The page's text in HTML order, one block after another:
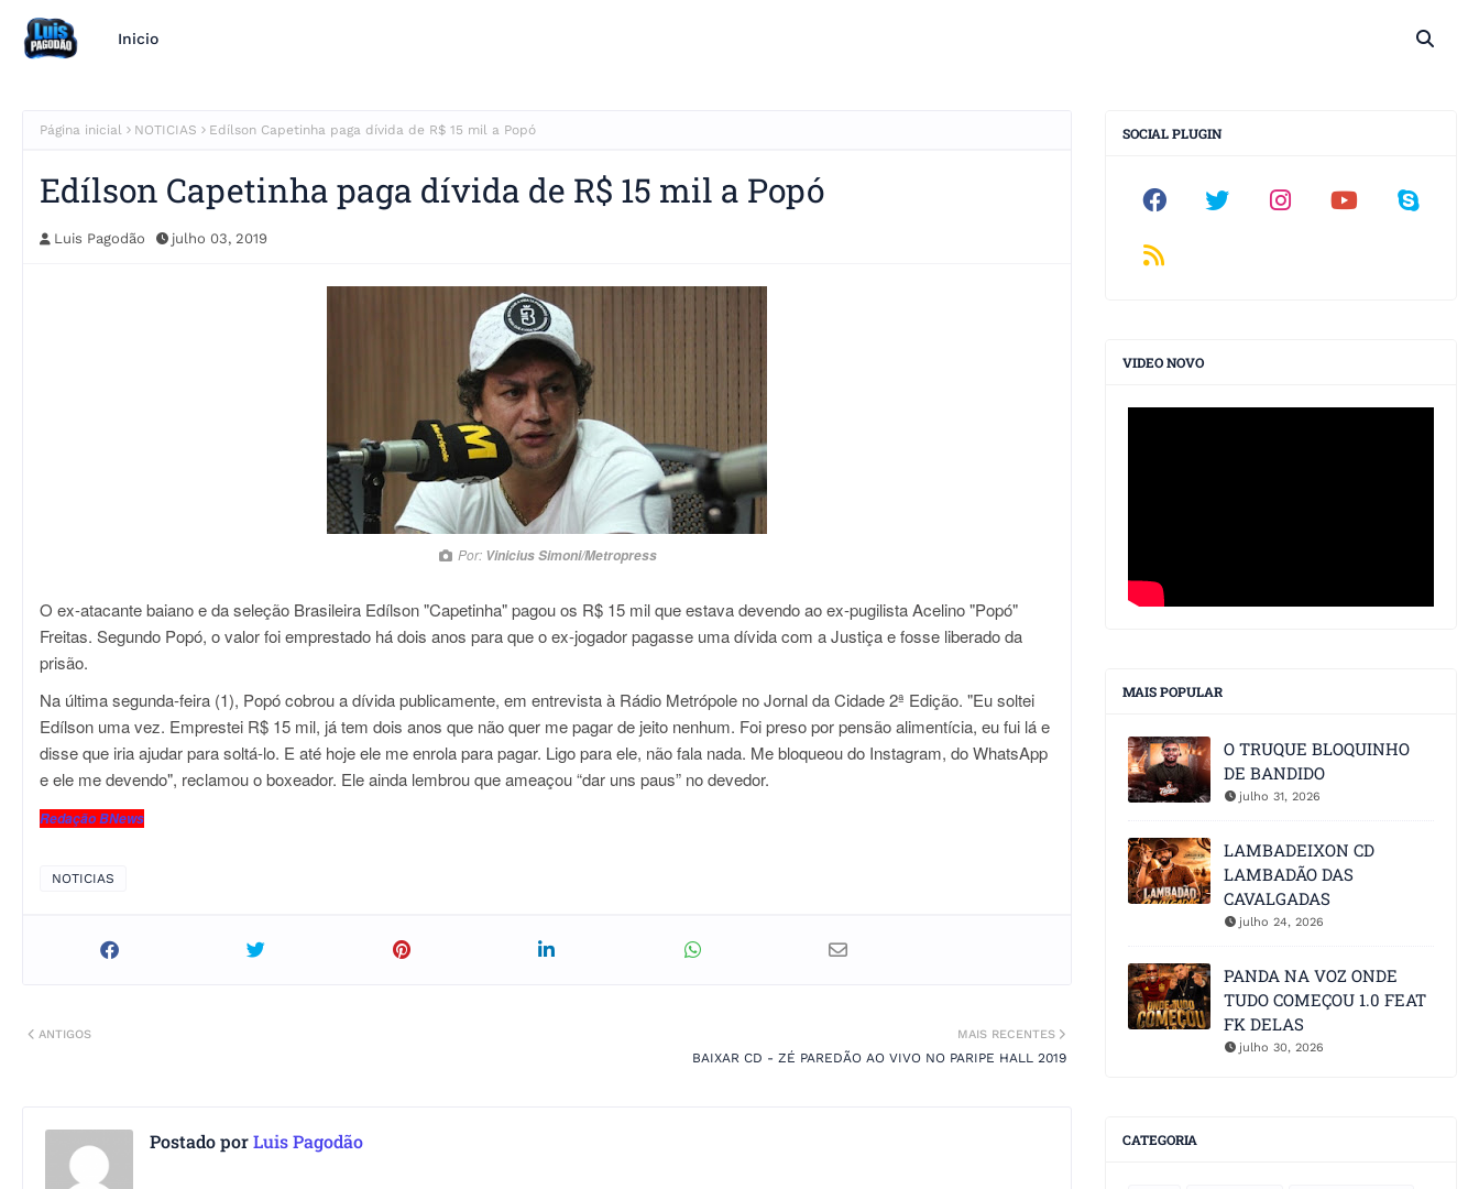
Inicio
Página inicial NOTICIAS Edílson Capetinha paga dívida de R$ 15 mil a Popó
Edílson Capetinha paga dívida de R$ 15 mil a Popó
Luis Pagodão julho 03, 2019
Por: Vinicius Simoni/Metropress
O ex-atacante baiano e da seleção Brasileira Edílson "Capetinha" pagou os R$ 15 mil que estava devendo ao ex-pugilista Acelino "Popó"
Freitas. Segundo Popó, o valor foi emprestado há dois anos para que o ex-jogador pagasse uma dívida com a Justiça e fosse liberado da
prisão.
Na última segunda-feira (1), Popó cobrou a dívida publicamente, em entrevista à Rádio Metrópole no Jornal da Cidade 2ª Edição. "Eu soltei
Edílson uma vez. Emprestei R$ 15 mil, já tem dois anos que não quer me pagar de jeito nenhum. Foi preso por pensão alimentícia, eu fui lá e
disse que iria ajudar para soltá-lo. E até hoje ele me enrola para pagar. Ligo para ele, não fala nada. Me bloqueou do Instagram, do WhatsApp
e ele me devendo", reclamou o boxeador. Ele ainda lembrou que ameaçou “dar uns paus” no devedor.
Redação BNews
NOTICIAS
MAIS RECENTES
BAIXAR CD - ZÉ PAREDÃO AO VIVO NO PARIPE HALL 2019
ANTIGOS
Postado porLuis Pagodão
SOCIAL PLUGIN
VIDEO NOVO
MAIS POPULAR
O TRUQUE BLOQUINHO
DE BANDIDO
julho 31, 2026
LAMBADEIXON CD
LAMBADÃO DAS
CAVALGADAS
julho 24, 2026
PANDA NA VOZ ONDE
TUDO COMEÇOU 1.0 FEAT
FK DELAS
julho 30, 2026
CATEGORIA